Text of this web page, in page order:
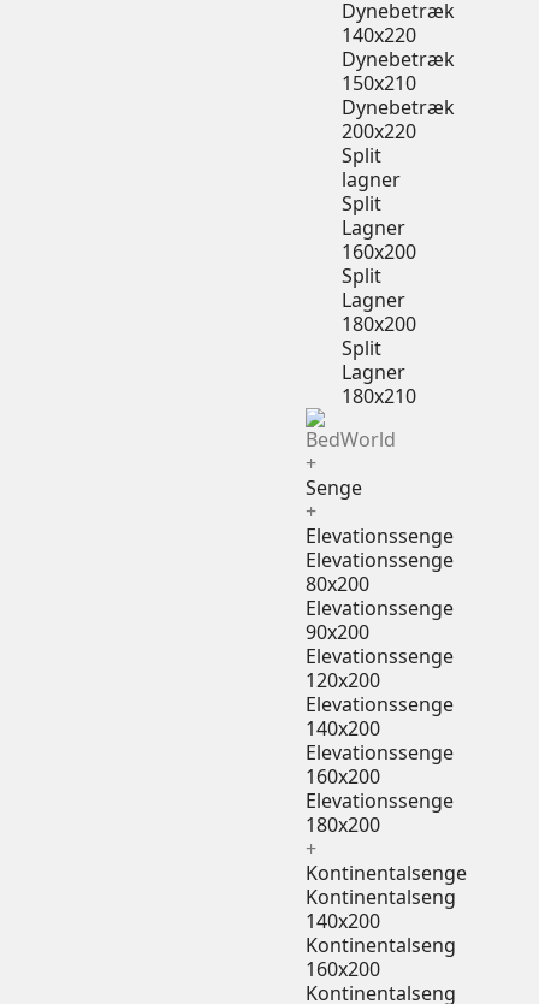
Dynebetræk
140x220
Dynebetræk
150x210
Dynebetræk
200x220
Split
lagner
Split
Lagner
160x200
Split
Lagner
180x200
Split
Lagner
180x210
+
Senge
+
Elevationssenge
Elevationssenge
80x200
Elevationssenge
90x200
Elevationssenge
120x200
Elevationssenge
140x200
Elevationssenge
160x200
Elevationssenge
180x200
+
Kontinentalsenge
Kontinentalseng
140x200
Kontinentalseng
160x200
Kontinentalseng